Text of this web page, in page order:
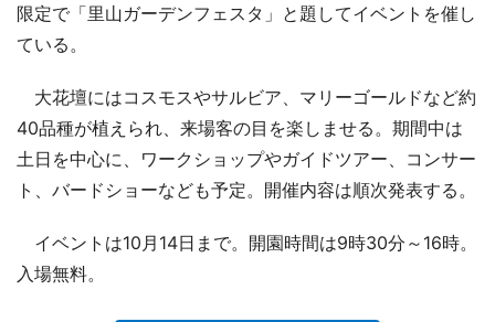
限定で「里山ガーデンフェスタ」と題してイベントを催し
ている。
大花壇にはコスモスやサルビア、マリーゴールドなど約
40品種が植えられ、来場客の目を楽しませる。期間中は
土日を中心に、ワークショップやガイドツアー、コンサー
ト、バードショーなども予定。開催内容は順次発表する。
イベントは10月14日まで。開園時間は9時30分～16時。
入場無料。